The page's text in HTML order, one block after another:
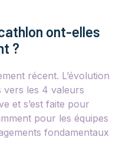
ont-elles
?
récent. L’évolution
vers les 4 valeurs
et s’est faite pour
pour les équipes
fondamentaux